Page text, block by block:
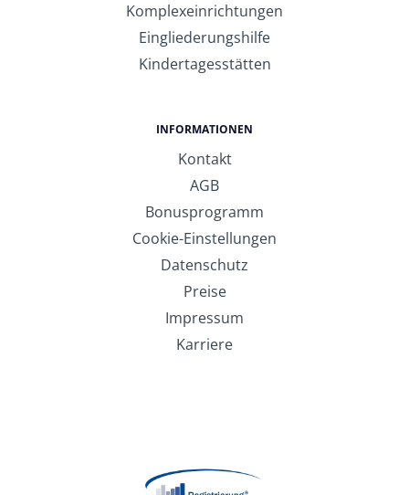
Komplexeinrichtungen
Eingliederungshilfe
Kindertagesstätten
INFORMATIONEN
Kontakt
AGB
Bonusprogramm
Cookie-Einstellungen
Datenschutz
Preise
Impressum
Karriere